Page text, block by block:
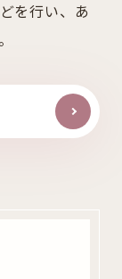
を行い、 あ